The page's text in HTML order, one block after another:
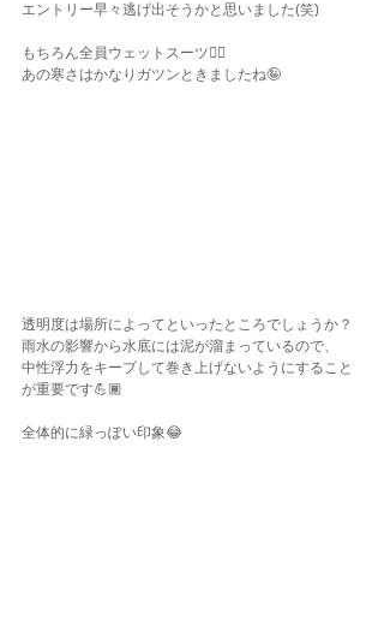
エントリー早々逃げ出そうかと思いました(笑)
もちろん全員ウェットスーツ✋🏾
あの寒さはかなりガツンときましたね🤪
透明度は場所によってといったところでしょうか？
雨水の影響から水底には泥が溜まっているので、
中性浮力をキープして巻き上げないようにすること
が重要です💪🏾
全体的に緑っぽい印象😂